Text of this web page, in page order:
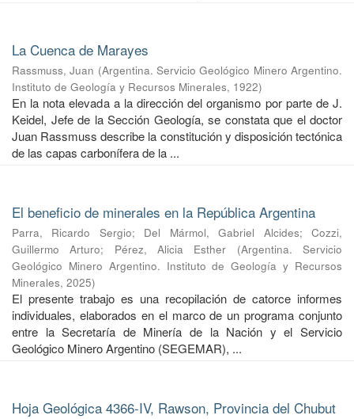
La Cuenca de Marayes
Rassmuss, Juan (Argentina. Servicio Geológico Minero Argentino.
Instituto de Geología y Recursos Minerales, 1922)
En la nota elevada a la dirección del organismo por parte de J.
Keidel, Jefe de la Sección Geología, se constata que el doctor
Juan Rassmuss describe la constitución y disposición tectónica
de las capas carbonífera de la ...
El beneficio de minerales en la República Argentina
Parra, Ricardo Sergio; Del Mármol, Gabriel Alcides;Cozzi,
Guillermo Arturo; Pérez, Alicia Esther (Argentina. Servicio
Geológico Minero Argentino. Instituto de Geología y Recursos
Minerales, 2025)
El presente trabajo es una recopilación de catorce informes
individuales, elaborados en el marco de un programa conjunto
entre la Secretaría de Minería de la Nación y el Servicio
Geológico Minero Argentino (SEGEMAR), ...
Hoja Geológica 4366-IV, Rawson, Provincia del Chubut